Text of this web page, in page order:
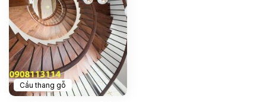
Cầu thang gỗ